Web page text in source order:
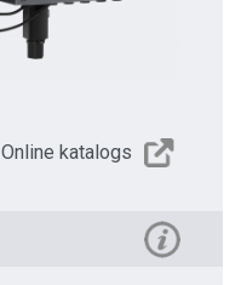
Online katalogs